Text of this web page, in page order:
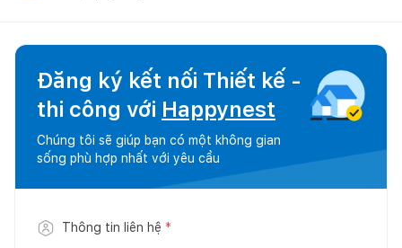
Đăng ký kết nối Thiết kế -
thi công với Happynest
Chúng tôi sẽ giúp bạn có một không gian
sống phù hợp nhất với yêu cầu
Thông tin liên hệ *